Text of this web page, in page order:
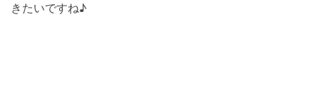
きたいですね♪